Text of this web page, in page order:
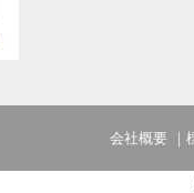
会社概要